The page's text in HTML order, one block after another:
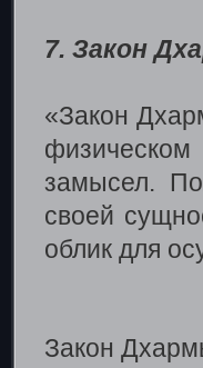
7. Закон
«Закон
замысел.
своей
облик для
Закон